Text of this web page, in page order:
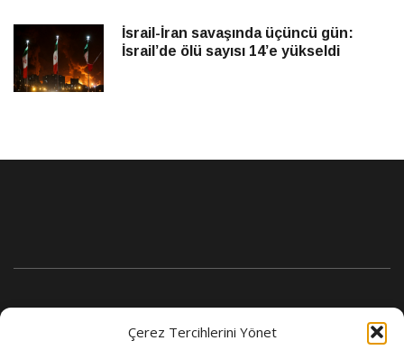
Çerez Tercihlerini Yönet
İsrail-İran savaşında üçüncü gün:
İsrail’de ölü sayısı 14’e yükseldi